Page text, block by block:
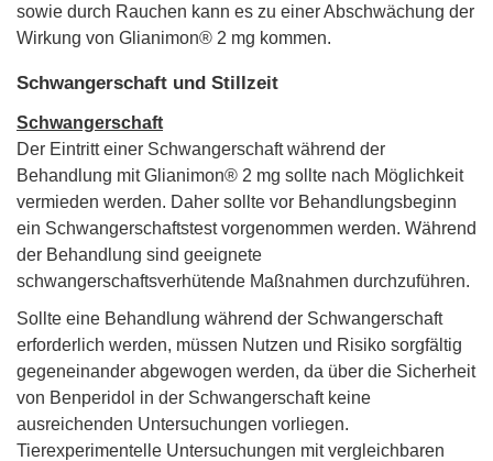
sowie durch Rauchen kann es zu einer Abschwächung der
Wirkung von Glianimon® 2 mg kommen.
Schwangerschaft und Stillzeit
Schwangerschaft
Der Eintritt einer Schwangerschaft während der
Behandlung mit Glianimon® 2 mg sollte nach Möglichkeit
vermieden werden. Daher sollte vor Behandlungsbeginn
ein Schwangerschaftstest vorgenommen werden. Während
der Behandlung sind geeignete
schwangerschaftsverhütende Maßnahmen durchzuführen.
Sollte eine Behandlung während der Schwangerschaft
erforderlich werden, müssen Nutzen und Risiko sorgfältig
gegeneinander abgewogen werden, da über die Sicherheit
von Benperidol in der Schwangerschaft keine
ausreichenden Untersuchungen vorliegen.
Tierexperimentelle Untersuchungen mit vergleichbaren